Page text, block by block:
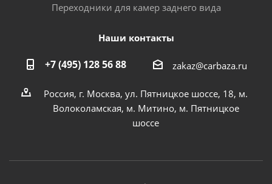
Переходники для камер заднего вида
Наши контакты
+7 (495) 128 56 88 zakaz@carbaza.ru
Россия, г. Москва, ул. Пятницкое шоссе, 18, м.
Волоколамская, м. Митино, м. Пятницкое
шоссе